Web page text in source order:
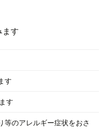
ます
す
す
等のアレルギー症状をおさ